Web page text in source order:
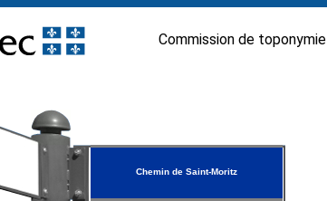
Commission de toponymie
Chemin de Saint-Moritz